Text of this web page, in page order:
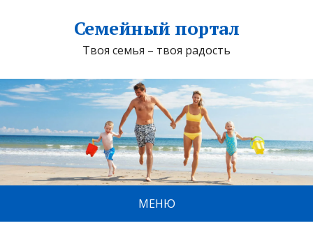
Семейный портал
Твоя семья – твоя радость
МЕНЮ